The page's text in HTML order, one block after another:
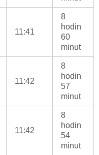
11:41
8
hodin
60
minut
11:42
8
hodin
57
minut
11:42
8
hodin
54
minut